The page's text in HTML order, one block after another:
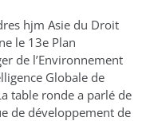
hjm Asie du Droit
le 13e Plan
de l’Environnement
Globale de
table ronde a parlé de
de développement de